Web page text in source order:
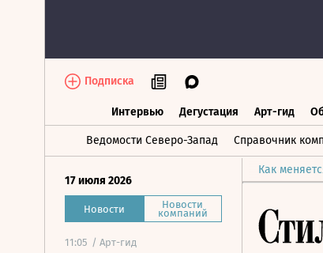
Подписка
Интервью Дегустация Арт-гид
Ведомости Северо-Запад Справочник
Интервью Дегустация Арт-
Как
17 июля 2026
Новости Новости
компаний
11:05 / Арт-гид